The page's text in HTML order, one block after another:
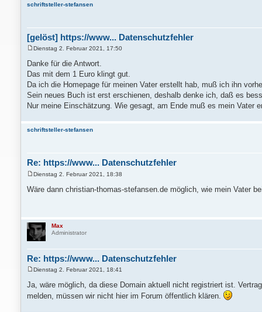
schriftsteller-stefansen
[gelöst] https://www... Datenschutzfehler
i
t
a
g
Dienstag 2. Februar 2021, 17:50
Danke für die Antwort.
Das mit dem 1 Euro klingt gut.
Da ich die Homepage für meinen Vater erstellt hab, muß ich ihn
Sein neues Buch ist erst erschienen, deshalb denke ich, daß es
Nur meine Einschätzung. Wie gesagt, am Ende muß es mein Vater
schriftsteller-stefansen
Re: https://www... Datenschutzfehler
e
i
g
Dienstag 2. Februar 2021, 18:38
Wäre dann christian-thomas-stefansen.de möglich, wie mein Vater
Max
Administrator
Re: https://www... Datenschutzfehler
i
t
Dienstag 2. Februar 2021, 18:41
Ja, wäre möglich, da diese Domain aktuell nicht registriert ist.
melden, müssen wir nicht hier im Forum öffentlich klären.